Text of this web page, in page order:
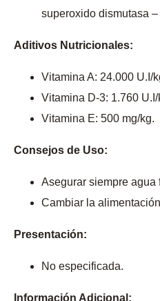
superoxido dismutasa –
Aditivos Nutricionales:
Vitamina A: 24.000 U.I/
Vitamina D-3: 1.760 U.I/
Vitamina E: 500 mg/kg.
Consejos de Uso:
Asegurar siempre agua
Cambiar la
Presentación:
No especificada.
Información Adicional: